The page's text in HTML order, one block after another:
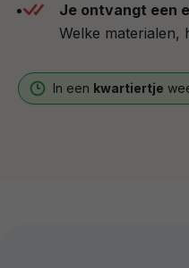
Je ontvangt een
Welke materialen,
In een kwartiertje